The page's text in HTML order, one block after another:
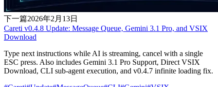
下一篇2026年2月13日
Careti v0.4.8 Update: Message Queue, Gemini 3.1 Pro, and VSIX
Download
Type next instructions while AI is streaming, cancel with a single
ESC press. Also includes Gemini 3.1 Pro Support, Direct VSIX
Download, CLI sub-agent execution, and v0.4.7 infinite loading fix.